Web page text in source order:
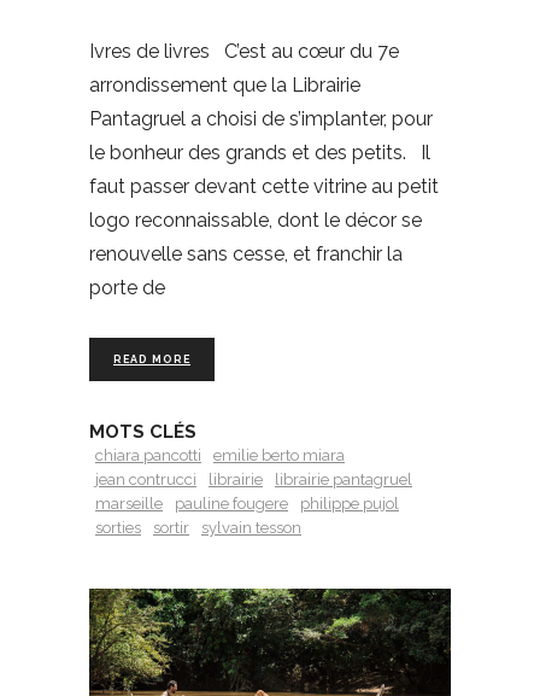
Ivres de livres C’est au cœur du 7e
arrondissement que la Librairie
Pantagruel a choisi de s’implanter, pour
le bonheur des grands et des petits. Il
faut passer devant cette vitrine au petit
logo reconnaissable, dont le décor se
renouvelle sans cesse, et franchir la
porte de
READ MORE
MOTS CLÉS
chiara pancotti
emilie berto miara
jean contrucci
librairie
librairie pantagruel
marseille
pauline fougere
philippe pujol
sorties
sortir sylvain tesson